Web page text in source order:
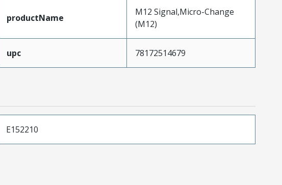
productName
M12 Signal,Micro-Change
(M12)
upc 78172514679
E152210